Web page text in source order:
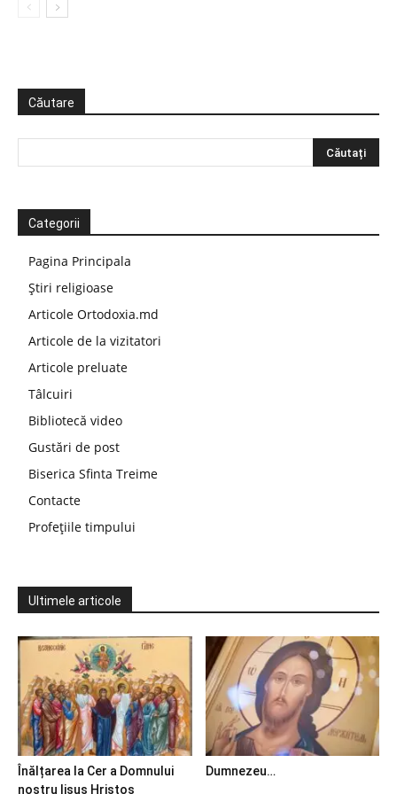
Căutare
Categorii
Pagina Principala
Știri religioase
Articole Ortodoxia.md
Articole de la vizitatori
Articole preluate
Tâlcuiri
Bibliotecă video
Gustări de post
Biserica Sfinta Treime
Contacte
Profețiile timpului
Ultimele articole
Înălțarea la Cer a Domnului
nostru Iisus Hristos
Dumnezeu…